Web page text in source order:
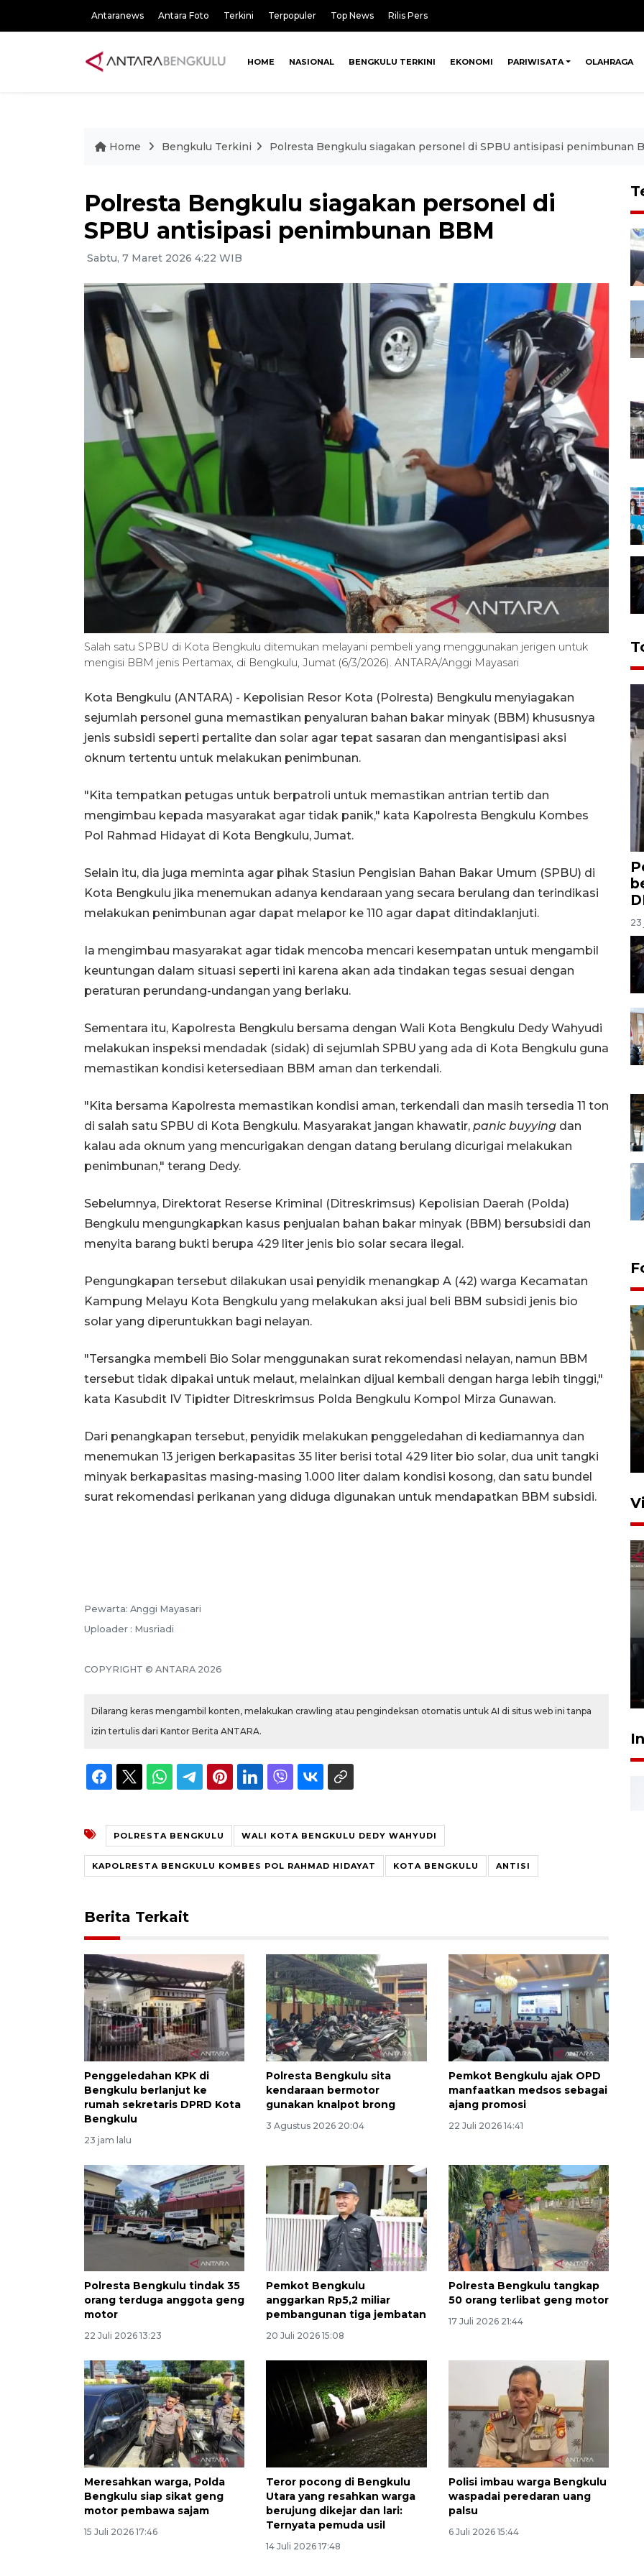
Antaranews Antara Foto Terkini Terpopuler Top News Rilis Pers
HOME NASIONAL BENGKULU TERKINI EKONOMI PARIWISATA OLAHRAGA
Home Bengkulu Terkini Polresta Bengkulu siagakan personel di SPBU antisipasi penimbunan
Polresta Bengkulu siagakan personel di
SPBU antisipasi penimbunan BBM
Sabtu, 7 Maret 2026 4:22 WIB
Salah satu SPBU di Kota Bengkulu ditemukan melayani pembeli yang menggunakan jerigen untuk
mengisi BBM jenis Pertamax, di Bengkulu, Jumat (6/3/2026). ANTARA/Anggi Mayasari
Kota Bengkulu (ANTARA) - Kepolisian Resor Kota (Polresta) Bengkulu menyiagakan
sejumlah personel guna memastikan penyaluran bahan bakar minyak (BBM) khususnya
jenis subsidi seperti pertalite dan solar agar tepat sasaran dan mengantisipasi aksi
oknum tertentu untuk melakukan penimbunan.
"Kita tempatkan petugas untuk berpatroli untuk memastikan antrian tertib dan
mengimbau kepada masyarakat agar tidak panik," kata Kapolresta Bengkulu Kombes
Pol Rahmad Hidayat di Kota Bengkulu, Jumat.
Selain itu, dia juga meminta agar pihak Stasiun Pengisian Bahan Bakar Umum (SPBU) di
Kota Bengkulu jika menemukan adanya kendaraan yang secara berulang dan terindikasi
melakukan penimbunan agar dapat melapor ke 110 agar dapat ditindaklanjuti.
Ia mengimbau masyarakat agar tidak mencoba mencari kesempatan untuk mengambil
keuntungan dalam situasi seperti ini karena akan ada tindakan tegas sesuai dengan
peraturan perundang-undangan yang berlaku.
Sementara itu, Kapolresta Bengkulu bersama dengan Wali Kota Bengkulu Dedy Wahyudi
melakukan inspeksi mendadak (sidak) di sejumlah SPBU yang ada di Kota Bengkulu guna
memastikan kondisi ketersediaan BBM aman dan terkendali.
"Kita bersama Kapolresta memastikan kondisi aman, terkendali dan masih tersedia 11 ton
di salah satu SPBU di Kota Bengkulu. Masyarakat jangan khawatir, panic buyying dan
kalau ada oknum yang mencurigakan dengan datang berulang dicurigai melakukan
penimbunan," terang Dedy.
Sebelumnya, Direktorat Reserse Kriminal (Ditreskrimsus) Kepolisian Daerah (Polda)
Bengkulu mengungkapkan kasus penjualan bahan bakar minyak (BBM) bersubsidi dan
menyita barang bukti berupa 429 liter jenis bio solar secara ilegal.
Pengungkapan tersebut dilakukan usai penyidik menangkap A (42) warga Kecamatan
Kampung Melayu Kota Bengkulu yang melakukan aksi jual beli BBM subsidi jenis bio
solar yang diperuntukkan bagi nelayan.
"Tersangka membeli Bio Solar menggunakan surat rekomendasi nelayan, namun BBM
tersebut tidak dipakai untuk melaut, melainkan dijual kembali dengan harga lebih tinggi,"
kata Kasubdit IV Tipidter Ditreskrimsus Polda Bengkulu Kompol Mirza Gunawan.
Dari penangkapan tersebut, penyidik melakukan penggeledahan di kediamannya dan
menemukan 13 jerigen berkapasitas 35 liter berisi total 429 liter bio solar, dua unit tangki
minyak berkapasitas masing-masing 1.000 liter dalam kondisi kosong, dan satu bundel
surat rekomendasi perikanan yang diduga digunakan untuk mendapatkan BBM subsidi.
Pewarta: Anggi Mayasari
Uploader : Musriadi
COPYRIGHT © ANTARA 2026
Dilarang keras mengambil konten, melakukan crawling atau pengindeksan otomatis untuk AI di situs web ini tanpa
izin tertulis dari Kantor Berita ANTARA.
POLRESTA BENGKULU WALI KOTA BENGKULU DEDY WAHYUDI
KAPOLRESTA BENGKULU KOMBES POL RAHMAD HIDAYAT KOTA BENGKULU ANTISI
Berita Terkait
Penggeledahan KPK di
Bengkulu berlanjut ke
rumah sekretaris DPRD Kota
Bengkulu
23 jam lalu
Polresta Bengkulu sita
kendaraan bermotor
gunakan knalpot brong
3 Agustus 2026 20:04
Pemkot Bengkulu ajak OPD
manfaatkan medsos sebagai
ajang promosi
22 Juli 2026 14:41
Polresta Bengkulu tindak 35
orang terduga anggota geng
motor
22 Juli 2026 13:23
Pemkot Bengkulu
anggarkan Rp5,2 miliar
pembangunan tiga jembatan
20 Juli 2026 15:08
Polresta Bengkulu tangkap
50 orang terlibat geng motor
17 Juli 2026 21:44
Meresahkan warga, Polda
Bengkulu siap sikat geng
motor pembawa sajam
15 Juli 2026 17:46
Teror pocong di Bengkulu
Utara yang resahkan warga
berujung dikejar dan lari:
Ternyata pemuda usil
14 Juli 2026 17:48
Polisi imbau warga Bengkulu
waspadai peredaran uang
palsu
6 Juli 2026 15:44
23
rakitan di Padang
15 Juli 2026 14:05
160 ribu sambungan baru
jaringan gas 2026
2026-08-07 18:00:00